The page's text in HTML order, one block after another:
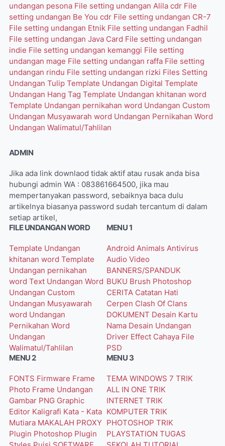
undangan pesona File setting undangan Alila cdr File
setting undangan Be You cdr File setting undangan CR-7
File setting undangan Etnik File setting undangan Fadhil
File setting undangan Java Card File setting undangan
indie File setting undangan kemanggi File setting
undangan mage File setting undangan raffa File setting
undangan rindu File setting undangan rizki Files Setting
Undangan Tulip Template Undangan Digital Template
Undangan Hang Tag Template Undangan khitanan word
Template Undangan pernikahan word Undangan Custom
Undangan Musyawarah word Undangan Pernikahan Word
Undangan Walimatul/Tahlilan
ADMIN
Jika ada link downlaod tidak aktif atau rusak anda bisa
hubungi admin WA : 083861664500, jika mau
mempertanyakan password, sebaiknya baca dulu
artikelnya biasanya password sudah tercantum di dalam
setiap artikel,
FILE UNDANGAN WORD
Template Undangan
khitanan word Template
Undangan pernikahan
word Text Undangan Word
Undangan Custom
Undangan Musyawarah
word Undangan
Pernikahan Word
Undangan
Walimatul/Tahlilan
MENU 1
Android Animals Antivirus
Audio Video
BANNERS/SPANDUK
BUKU Brush Photoshop
CERITA Catatan Hati
Cerpen Clash Of Clans
DOKUMENT Desain Kartu
Nama Desain Undangan
Driver Effect Cahaya File
PSD
MENU 2
FONTS Firmware Frame
Photo Frame Undangan
Gambar PNG Graphic
Editor Kaligrafi Kata - Kata
Mutiara MAKALAH PROXY
Plugin Photoshop Plugin
MENU 3
TEMA WINDOWS 7 TRIK
ALL IN ONE TRIK
INTERNET TRIK
KOMPUTER TRIK
PHOTOSHOP TRIK
PLAYSTATION TUGAS